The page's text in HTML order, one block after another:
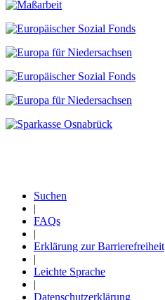
Fußzeile
Suchen
|
FAQs
|
Erklärung zur Barrierefreiheit
|
Leichte Sprache
|
Datenschutzerklärung